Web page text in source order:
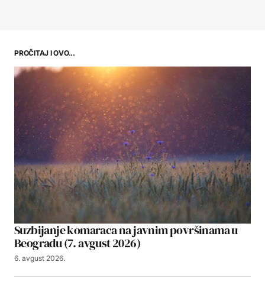
PROČITAJ I OVO...
Suzbijanje komaraca na javnim površinama u
Beogradu (7. avgust 2026)
6. avgust 2026.